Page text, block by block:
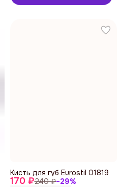
170 ₽240 ₽−29%
Кисть для губ Eurostil 01819